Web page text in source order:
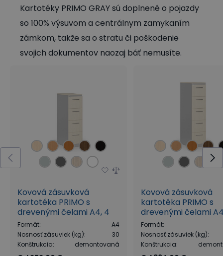
Kartotéky PRIMO GRAY sú doplnené o pojazdy
so 100% výsuvom a centrálnym zamykaním
zámkom, takže sa o stratu či poškodenie
svojich dokumentov naozaj báť nemusíte.
Kovová zásuvková
kartotéka PRIMO s
drevenými čelami A4, 4
zásuvky, sivý korpus
Formát:
A4
Nosnosť zásuviek (kg):
30
Konštrukcia: demontovaná
Kovová zásuvková
kartotéka PRIMO s
drevenými čelami
zásuviek, sivý korpus
Formát:
Nosnosť zásuviek (kg):
Konštrukcia: